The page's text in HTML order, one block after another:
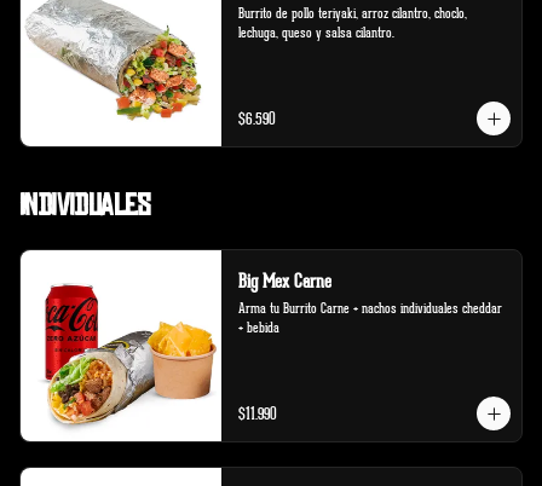
Burrito de pollo teriyaki, arroz cilantro, choclo,
lechuga, queso y salsa cilantro.
$6.590
Individuales
Big Mex Carne
Arma tu Burrito Carne + nachos individuales cheddar
+ bebida
$11.990